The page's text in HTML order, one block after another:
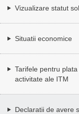
Vizualizare statut
Situatii economice
Tarifele pentru
activitate ale ITM
Declaratii de avere